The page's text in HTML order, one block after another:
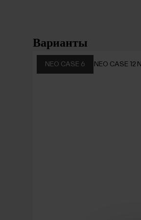
Варианты
NEO CASE 6 NEO CASE 12